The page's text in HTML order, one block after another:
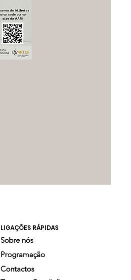
LIGAÇÕES RÁPIDAS
Sobre nós
Programação
Contactos